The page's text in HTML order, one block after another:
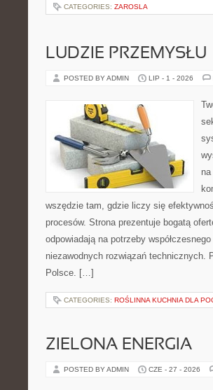
CATEGORIES: ZAROSLA
LUDZIE PRZEMYSŁU
POSTED BY ADMIN LIP - 1 - 2026
wszędzie tam, gdzie liczy się
procesów. Strona prezentuje bogatą
odpowiadają na potrzeby
niezawodnych rozwiązań technicznych.
Polsce. […]
CATEGORIES: ROŚLINNA KUCHNIA DLA
ZIELONA ENERGIA
POSTED BY ADMIN CZE - 27 - 2026